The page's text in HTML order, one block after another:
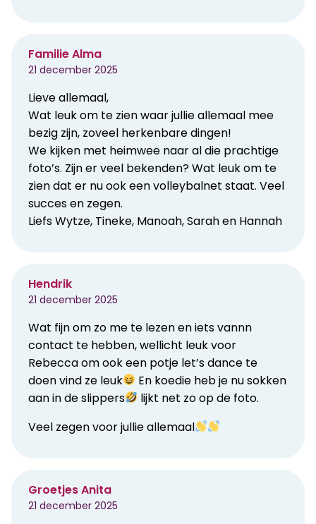
Familie Alma
21 december 2025
Lieve allemaal,
Wat leuk om te zien waar jullie allemaal mee
bezig zijn, zoveel herkenbare dingen!
We kijken met heimwee naar al die prachtige
foto’s. Zijn er veel bekenden? Wat leuk om te
zien dat er nu ook een volleybalnet staat. Veel
succes en zegen.
Liefs Wytze, Tineke, Manoah, Sarah en Hannah
Hendrik
21 december 2025
Wat fijn om zo me te lezen en iets vannn
contact te hebben, wellicht leuk voor
Rebecca om ook een potje let’s dance te
doen vind ze leuk
En koedie heb je nu sokken
aan in de slippers
lijkt net zo op de foto.
Veel zegen voor jullie allemaal
Groetjes Anita
21 december 2025